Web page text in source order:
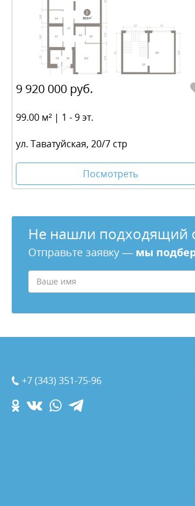
9 920 000 руб.
99.00 м² | 1 - 9 эт.
ул. Таватуйская, 20/7 стр
Посмотреть
Не нашли подходящий
Отправьте заявку — мы
+7 (343) 351-75-96